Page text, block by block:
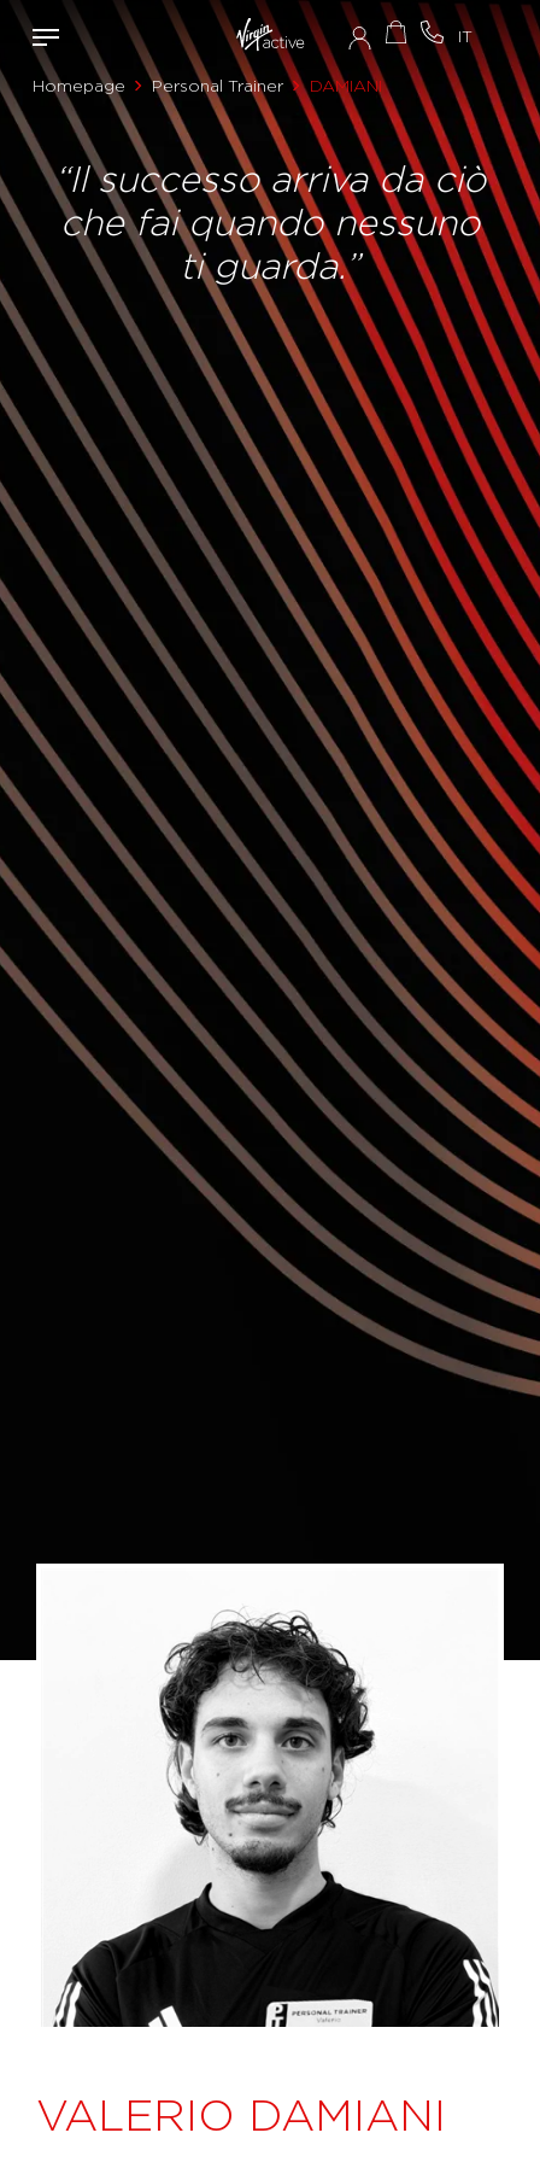
Homepage Personal Trainer DAMIANI
“Il successo arriva da ciò
che fai quando nessuno
ti guarda.”
VALERIO DAMIANI